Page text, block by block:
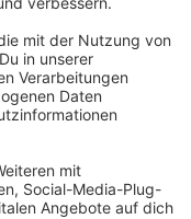
bevor
genommen
zu einer
werden.
ob eine
sie ist und
sollen
eine